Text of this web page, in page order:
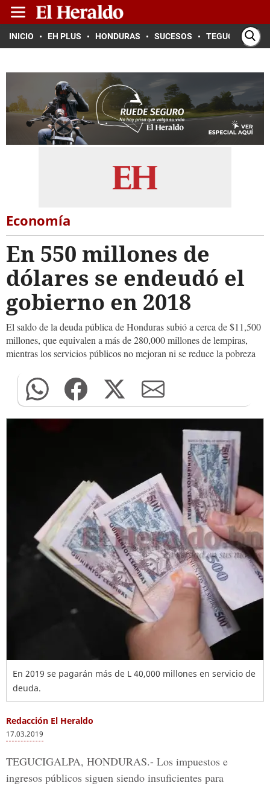
INICIO EH PLUS HONDURAS SUCESOS TEGUCIGALPA
Economía
En 550 millones de
dólares se endeudó el
gobierno en 2018
El saldo de la deuda pública de Honduras subió a cerca de $11,500
millones, que equivalen a más de 280,000 millones de lempiras,
mientras los servicios públicos no mejoran ni se reduce la pobreza
En 2019 se pagarán más de L 40,000 millones en servicio de
deuda.
Redacción El Heraldo
17.03.2019
TEGUCIGALPA, HONDURAS.- Los impuestos e
ingresos públicos siguen siendo insuficientes para